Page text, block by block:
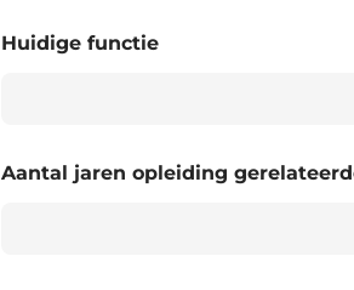
Huidige functie
Aantal jaren opleiding